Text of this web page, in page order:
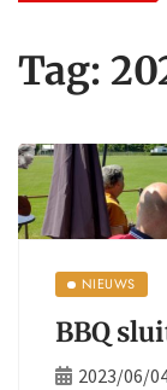
Tag:
NIEUWS
BBQ
2023/06/